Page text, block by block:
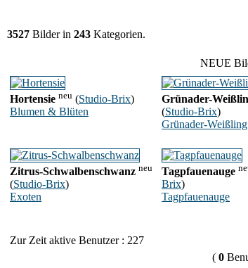
3527 Bilder in 243 Kategorien.
NEUE
Hortensie neu (Studio-Brix)
Blumen & Blüten
Grünader-
(Studio-Brix)
Grünader-Weißling
Zitrus-Schwalbenschwanz neu
(Studio-Brix)
Exoten
Tagpfauenauge
Brix)
Tagpfauenauge
Zur Zeit aktive Benutzer : 227
( 0